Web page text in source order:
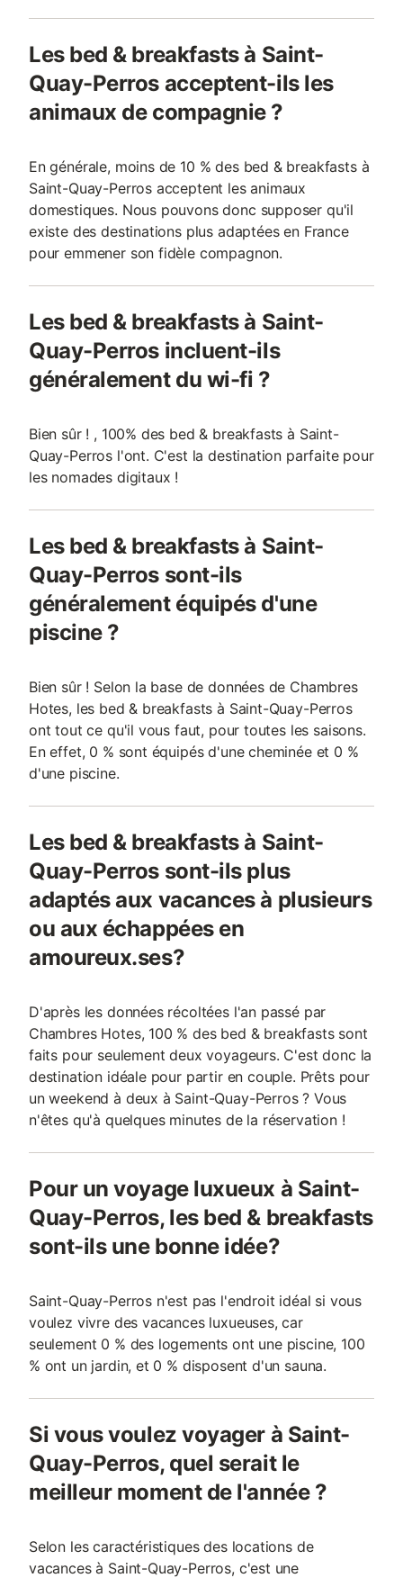
Les bed & breakfasts à Saint-
Quay-Perros acceptent-ils les
animaux de compagnie ?
En générale, moins de 10 % des bed & breakfasts à
Saint-Quay-Perros acceptent les animaux
domestiques. Nous pouvons donc supposer qu'il
existe des destinations plus adaptées en France
pour emmener son fidèle compagnon.
Les bed & breakfasts à Saint-
Quay-Perros incluent-ils
généralement du wi-fi ?
Bien sûr ! , 100% des bed & breakfasts à Saint-
Quay-Perros l'ont. C'est la destination parfaite pour
les nomades digitaux !
Les bed & breakfasts à Saint-
Quay-Perros sont-ils
généralement équipés d'une
piscine ?
Bien sûr ! Selon la base de données de Chambres
Hotes, les bed & breakfasts à Saint-Quay-Perros
ont tout ce qu'il vous faut, pour toutes les saisons.
En effet, 0 % sont équipés d'une cheminée et 0 %
d'une piscine.
Les bed & breakfasts à Saint-
Quay-Perros sont-ils plus
adaptés aux vacances à plusieurs
ou aux échappées en
amoureux.ses?
D'après les données récoltées l'an passé par
Chambres Hotes, 100 % des bed & breakfasts sont
faits pour seulement deux voyageurs. C'est donc la
destination idéale pour partir en couple. Prêts pour
un weekend à deux à Saint-Quay-Perros ? Vous
n'êtes qu'à quelques minutes de la réservation !
Pour un voyage luxueux à Saint-
Quay-Perros, les bed & breakfasts
sont-ils une bonne idée?
Saint-Quay-Perros n'est pas l'endroit idéal si vous
voulez vivre des vacances luxueuses, car
seulement 0 % des logements ont une piscine, 100
% ont un jardin, et 0 % disposent d'un sauna.
Si vous voulez voyager à Saint-
Quay-Perros, quel serait le
meilleur moment de l'année ?
Selon les caractéristiques des locations de
vacances à Saint-Quay-Perros, c'est une